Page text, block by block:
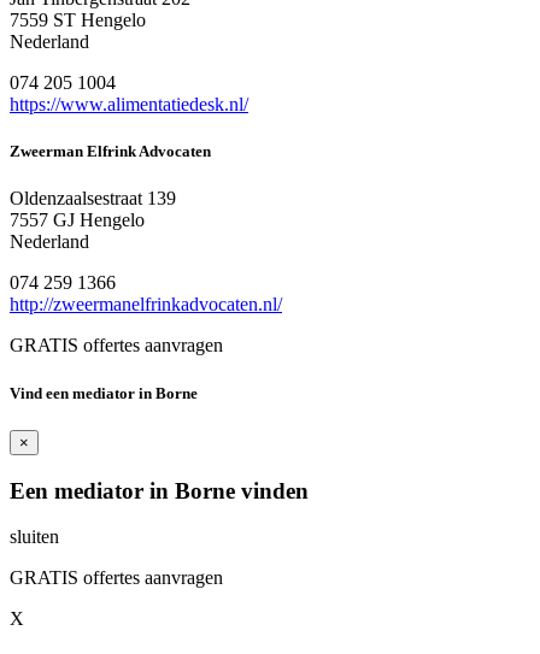
7559 ST Hengelo
Nederland
074 205 1004
https://www.alimentatiedesk.nl/
Zweerman Elfrink Advocaten
Oldenzaalsestraat 139
7557 GJ Hengelo
Nederland
074 259 1366
http://zweermanelfrinkadvocaten.nl/
GRATIS offertes aanvragen
Vind een mediator in Borne
×
Een mediator in Borne vinden
sluiten
GRATIS offertes aanvragen
X